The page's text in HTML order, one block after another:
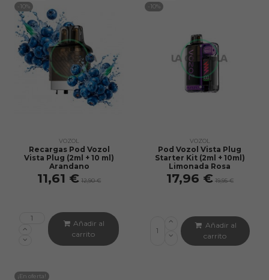
-10%
VOZOL
Recargas Pod Vozol
Vista Plug (2ml + 10 ml)
Arandano
11,61 € 12,90 €
Añadir al
carrito
-10%
VOZOL
Pod Vozol Vista Plug
Starter Kit (2ml + 10ml)
Limonada Rosa
17,96 € 19,95 €
Añadir al
carrito
¡En oferta!